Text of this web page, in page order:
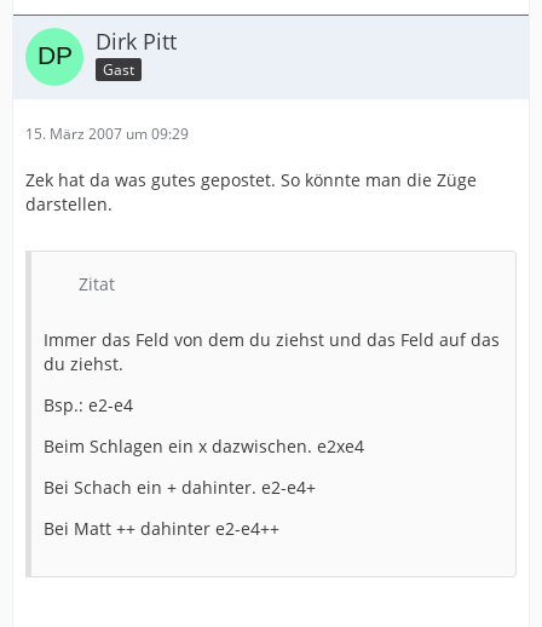
Dirk Pitt
Gast
15. März 2007 um 09:29
Zek hat da was gutes gepostet. So könnte man die Züge
darstellen.
Zitat
Immer das Feld von dem du ziehst und das Feld auf das
du ziehst.
Bsp.: e2-e4
Beim Schlagen ein x dazwischen. e2xe4
Bei Schach ein + dahinter. e2-e4+
Bei Matt ++ dahinter e2-e4++